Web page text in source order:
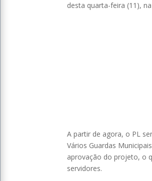
desta quarta-feira (11),
A partir de agora, o PL
Vários Guardas
aprovação do projeto, o
servidores.